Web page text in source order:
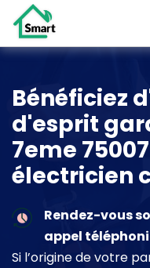
Bénéficiez
d'esprit
7eme
électricien
Rendez-vous
appel
Si l’origine de votre